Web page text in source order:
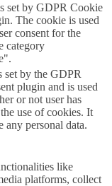
set by GDPR Cookie
The cookie is used
consent for the
category
set by the GDPR
plugin and is used
or not user has
use of cookies. It
any personal data.
like
platforms, collect